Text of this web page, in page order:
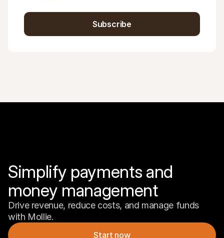
Subscribe
Simplify payments and
money management
Drive revenue, reduce costs, and manage funds
with Mollie.
Start now